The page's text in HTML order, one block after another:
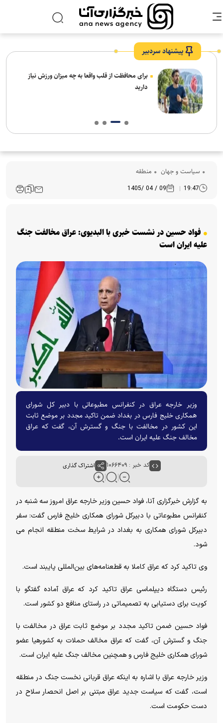
پیشنهاد سردبیر
برای محافظت از قلب واقعا به چه میزان ورزش نیاز
دارید
سیاست و جهان منطقه
19:47
09 / 04 /1405
فواد حسین در نشست خبری با البدیوی: عراق مخالفت جنگ
علیه ایران است
وزیر خارجه عراق در کنفرانس مطبوعاتی با دبیر کل شورای
همکاری خلیج فارس در بغداد ضمن تاکید مجدد بر موضع ثابت
این کشور در مخالفت با جنگ و گسترش آن، گفت که عراق
مخالف جنگ علیه ایران است.
کد خبر : ۱۰۶۶۴۰۹ اشتراک گذاری
به گزارش خبرگزاری آنا، فواد حسین وزیر خارجه عراق امروز سه شنبه در
کنفرانس مطبوعاتی با دبیرکل شورای همکاری خلیج فارس گفت: سفر
دبیرکل شورای همکاری به بغداد در شرایط سخت منطقه انجام می
شود.
وی تاکید کرد که عراق کاملا به قطعنامه‌های بین‌المللی پایبند است.
رئیس دستگاه دیپلماسی عراق تاکید کرد که عراق آماده گفتگو با
کویت برای دستیابی به تصمیماتی در راستای منافع دو کشور است.
فواد حسین ضمن تاکید مجدد بر موضع ثابت عراق در مخالفت با
جنگ و گسترش آن، گفت که عراق مخالف حملات به کشورهیا عضو
شورای همکاری خلیج فارس و همچنین مخالف جنگ علیه ایران است.
وزیر خارجه عراق با اشاره به اینکه عراق قربانی نخست جنگ در منطقه
است، گفت که سیاست جدید عراق مبتنی بر اصل انحصار سلاح در
دست حکومت است.